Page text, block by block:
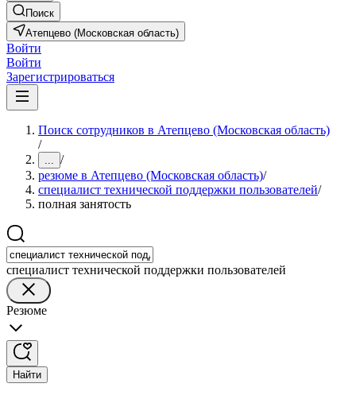
Поиск
Атепцево (Московская область)
Войти
Войти
Зарегистрироваться
Поиск сотрудников в Атепцево (Московская область)
/
... /
резюме в Атепцево (Московская область)/
специалист технической поддержки пользователей/
полная занятость
специалист технической поддержки пользователей
Резюме
Найти